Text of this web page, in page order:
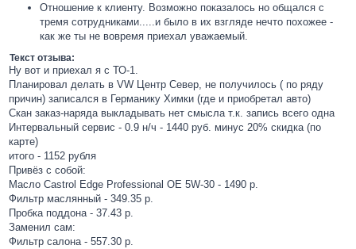
Отношение к клиенту. Возможно показалось но общался с
тремя сотрудниками.....и было в их взгляде нечто похожее -
как же ты не вовремя приехал уважаемый.
Текст отзыва:
Ну вот и приехал я с ТО-1.
Планировал делать в VW Центр Север, не получилось ( по ряду
причин) записался в Германику Химки (где и приобретал авто)
Скан заказ-наряда выкладывать нет смысла т.к. запись всего одна
Интервальный сервис - 0.9 н/ч - 1440 руб. минус 20% скидка (по
карте)
итого - 1152 рубля
Привёз с собой:
Масло Castrol Edge Professional OE 5W-30 - 1490 р.
Фильтр маслянный - 349.35 р.
Пробка поддона - 37.43 р.
Заменил сам:
Фильтр салона - 557.30 р.